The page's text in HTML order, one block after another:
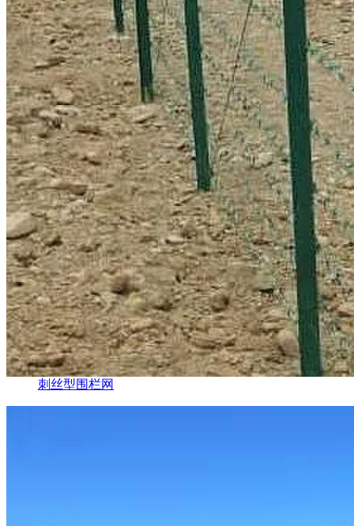
刺丝型围栏网